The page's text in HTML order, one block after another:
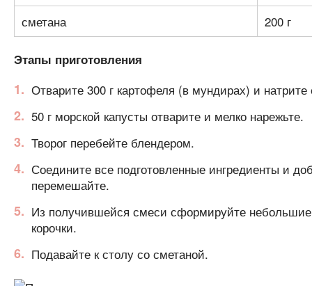
сметана
200 г
Этапы приготовления
Отварите 300 г картофеля (в мундирах) и натрите
50 г морской капусты отварите и мелко нарежьте.
Творог перебейте блендером.
Соедините все подготовленные ингредиенты и
перемешайте.
Из получившейся смеси сформируйте
корочки.
Подавайте к столу со сметаной.